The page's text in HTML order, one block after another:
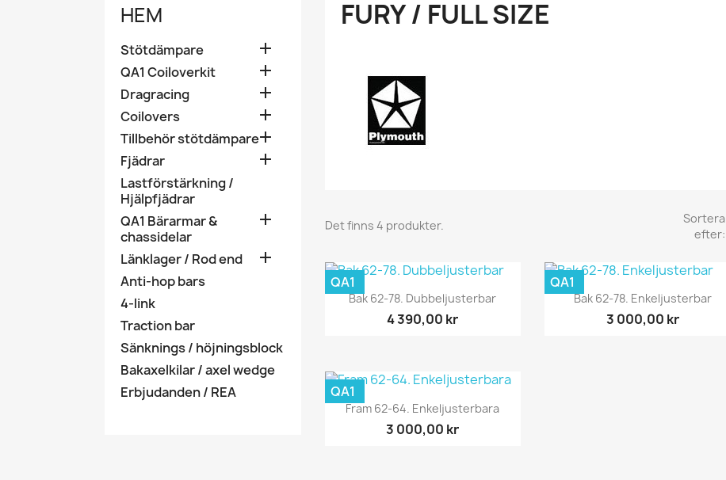
HEM
Stötdämpare 
QA1 Coiloverkit 
Dragracing 
Coilovers 
Tillbehör stötdämpare
Fjädrar 
Lastförstärkning /
Hjälpfjädrar
QA1 Bärarmar &
chassidelar

Länklager / Rod end 
Anti-hop bars
4-link
Traction bar
Sänknings / höjningsblock
Bakaxelkilar / axel wedge
Erbjudanden / REA
FURY / FULL SIZE
Det finns 4 produkter.
Sortera
efter:
 Snabbvy
Bak 62-78. Dubbeljusterbar
4 390,00 kr
QA1
Snabbvy
Bak 62-78. Enkeljusterbar
3 000,00 kr
QA1
Snabbvy
Fram 62-64. Enkeljusterbara
3 000,00 kr
QA1